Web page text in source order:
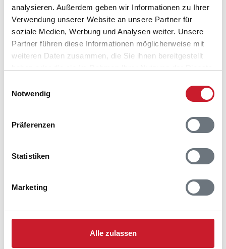
analysieren. Außerdem geben wir Informationen zu Ihrer
Verwendung unserer Website an unsere Partner für
soziale Medien, Werbung und Analysen weiter. Unsere
Partner führen diese Informationen möglicherweise mit
weiteren Daten zusammen, die Sie ihnen bereitgestellt
Notwendig
Präferenzen
Statistiken
Marketing
Alle zulassen
Belegungskalender
Reisedauer auswählen
Anzahl Reisende auswählen